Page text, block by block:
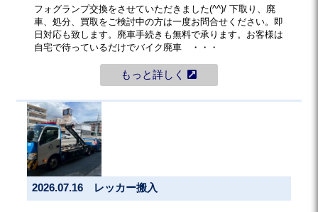
フォグランプ交換をさせていただきました(^^)/ 下取り、廃
車、処分、買取をご検討中の方は一度お問合せください。即
日対応も致します。廃車手続きも無料で承ります。お客様は
自宅で待っているだけでバイク廃車 ・・・
もっと詳しく
2026.07.16 レッカー搬入